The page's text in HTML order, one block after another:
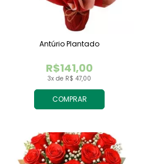
COMPRAR
3x de R$ 47,00
R$141,00
Antúrio Plantado